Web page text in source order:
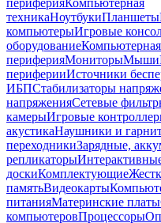
периферияКомпьютерная
техникаНоутбукиПланшеты
компьютерыИгровые
оборудованиеКомпьютерная
периферияМониторыМыши
периферииИсточники
ИБПСтабилизаторы
напряженияСетевые
камерыИгровые
акустикаНаушники и
переходникиЗарядные,
репликаторы
доскиКомплектующие
памятьВидеокарты
питанияМатеринские платы
компьютеровПроцессоры